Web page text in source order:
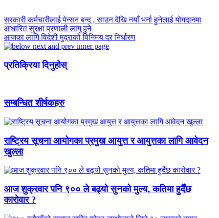
सरकारी कर्मचारीलाई पेन्सन बन्द , साउन देखि नयाँ भर्ना हुनेलाई योगदानमा
आधारित सुरक्षा प्रणाली लागु हुने
आजका लागि विदेशी मुद्राको विनिमय दर निर्धारण
प्रतिक्रिया दिनुहोस्
सम्बन्धित शीर्षकहरु
राष्ट्रिय सूचना आयोगका प्रमुख आयुत्त र आयुत्तका लागि आवेदन
खुल्ला
आज शुक्रवार पनि ९०० ले बढ्यो सुनको मुल्य, कतिमा हुदैँछ
कारोवार ?